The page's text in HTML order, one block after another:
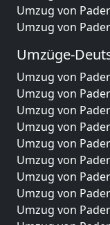
Umzug von
Umzug von
Umzüge-
Umzug von
Umzug von
Umzug von
Umzug von
Umzug von
Umzug von
Umzug von
Umzug von
Umzug von